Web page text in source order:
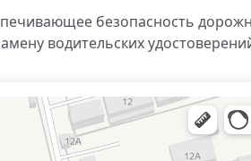
безопасность
водительских